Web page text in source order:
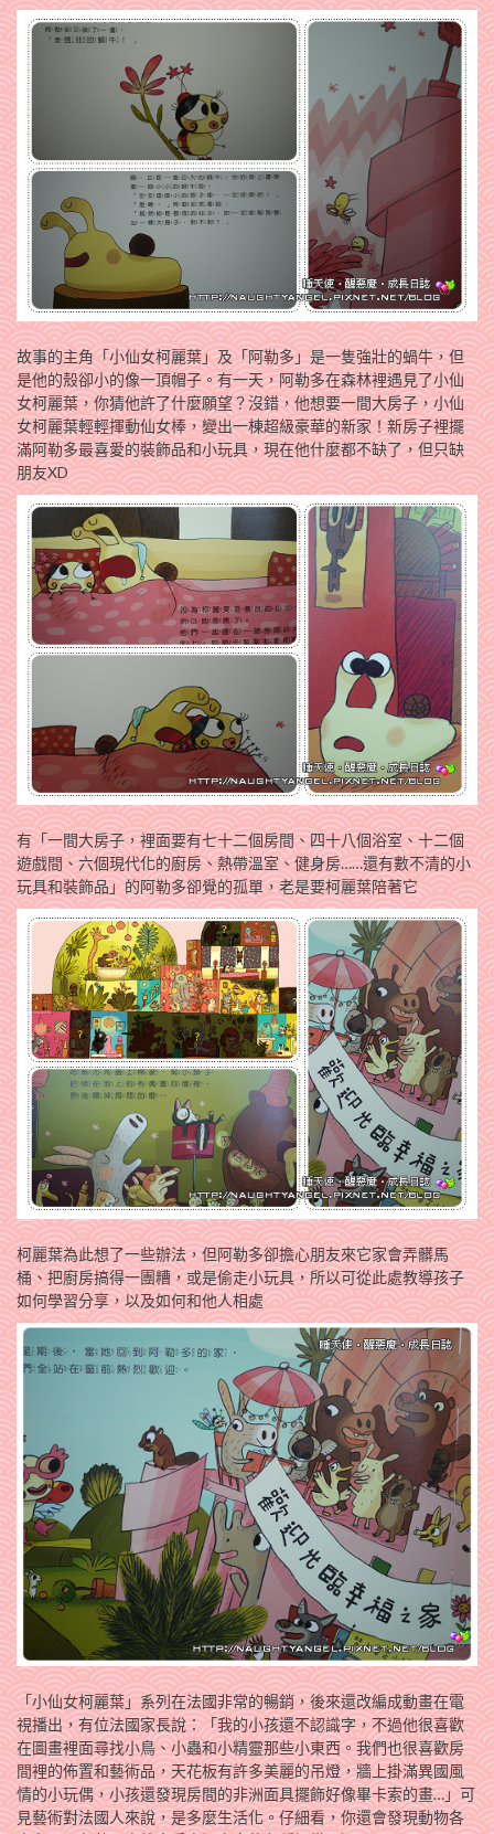
故事的主角「小仙女柯麗葉」及「阿勒多」是一隻強壯的蝸牛，但
是他的殼卻小的像一頂帽子。有一天，阿勒多在森林裡遇見了小仙
女柯麗葉，你猜他許了什麼願望？沒錯，他想要一間大房子，小仙
女柯麗葉輕輕揮動仙女棒，變出一棟超級豪華的新家！新房子裡擺
滿阿勒多最喜愛的裝飾品和小玩具，現在他什麼都不缺了，但只缺
朋友XD
有「一間大房子，裡面要有七十二個房間、四十八個浴室、十二個
遊戲間、六個現代化的廚房、熱帶溫室、健身房……還有數不清的小
玩具和裝飾品」的阿勒多卻覺的孤單，老是要柯麗葉陪著它
柯麗葉為此想了一些辦法，但阿勒多卻擔心朋友來它家會弄髒馬
桶、把廚房搞得一團糟，或是偷走小玩具，所以可從此處教導孩子
如何學習分享，以及如何和他人相處
「小仙女柯麗葉」系列在法國非常的暢銷，後來還改編成動畫在電
視播出，有位法國家長說：「我的小孩還不認識字，不過他很喜歡
在圖畫裡面尋找小鳥、小蟲和小精靈那些小東西。我們也很喜歡房
間裡的佈置和藝術品，天花板有許多美麗的吊燈，牆上掛滿異國風
情的小玩偶，小孩還發現房間的非洲面具擺飾好像畢卡索的畫…」可
見藝術對法國人來說，是多麼生活化。仔細看，你還會發現動物各